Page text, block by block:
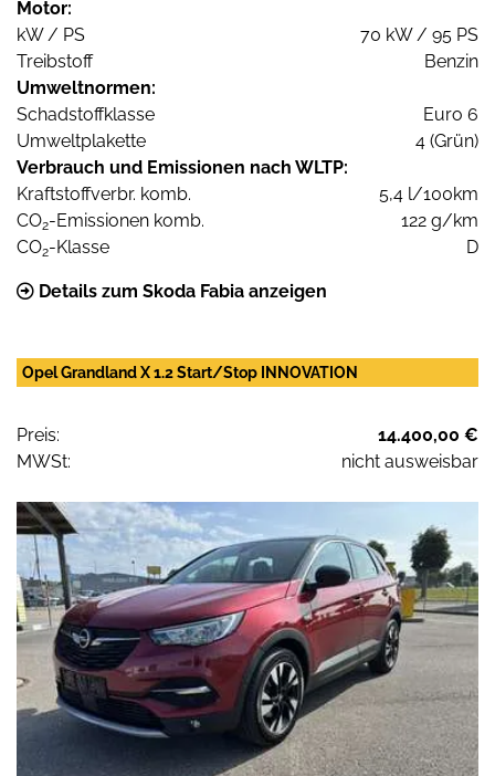
Motor:
kW / PS
70 kW / 95 PS
Treibstoff
Benzin
Umweltnormen:
Schadstoffklasse
Euro 6
Umweltplakette
4 (Grün)
Verbrauch und Emissionen nach WLTP:
Kraftstoffverbr. komb.
5,4 l/100km
CO2-Emissionen komb.
122 g/km
CO2-Klasse D
Details zum Skoda Fabia anzeigen
Opel Grandland X 1.2 Start/Stop INNOVATION
Preis:
14.400,00 €
MWSt:
nicht ausweisbar